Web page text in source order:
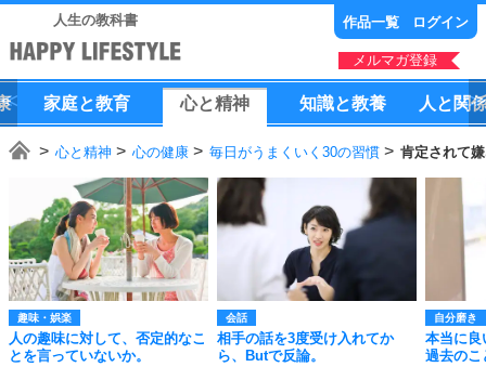
人生の教科書 作品一覧 ログイン
メルマガ登録
家庭と教育 心と精神 知識と教養 人 と 関
心と精神 心の健康 毎日がうまくいく30の習慣 肯定されて
趣味・娯楽
人の趣味に対して、否定的なこ
とを言っていないか。
会話
相手の話を3度受け入れてか
ら、Butで反論。
自分磨き
本当に良
過去のこ